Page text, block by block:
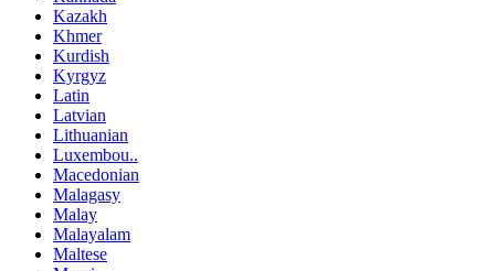
Kazakh
Khmer
Kurdish
Kyrgyz
Latin
Latvian
Lithuanian
Luxembou..
Macedonian
Malagasy
Malay
Malayalam
Maltese